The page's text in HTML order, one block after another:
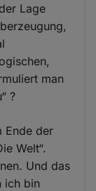
Lage
man
?
Ende der
Welt“.
Und das
ich bin